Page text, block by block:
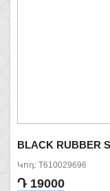
BLACK RUBBER
Կոդ: T610029696
Դ 19000